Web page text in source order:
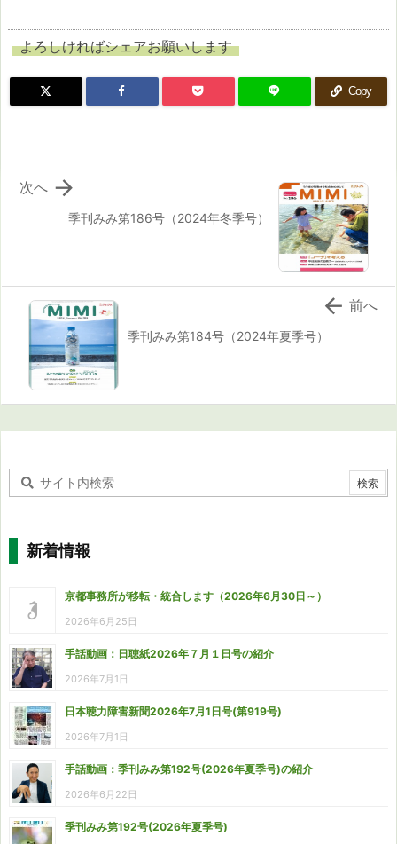
よろしければシェアお願いします
Copy
季刊みみ第186号（2024年冬季号）

次へ
季刊みみ第184号（2024年夏季号）
 前へ
新着情報
京都事務所が移転・統合します（2026年6月30日～）
2026年6月25日
手話動画：日聴紙2026年７月１日号の紹介
2026年7月1日
日本聴力障害新聞2026年7月1日号(第919号)
2026年7月1日
手話動画：季刊みみ第192号(2026年夏季号)の紹介
2026年6月22日
季刊みみ第192号(2026年夏季号)